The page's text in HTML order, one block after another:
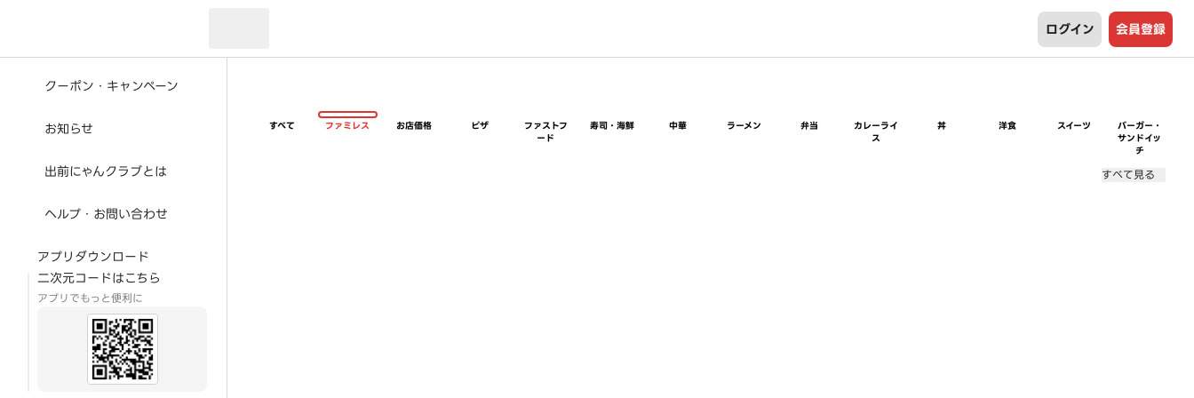
ログイン 会員登録
クーポン・キャンペーン
お知らせ
出前にゃんクラブとは
ヘルプ・お問い合わせ
アプリダウンロード
二次元コードはこちら
アプリでもっと便利に
すべて ファミレス お店価格 ピザ
ファストフ
ード
寿司・海鮮 中華 ラーメン 弁当
カレーライ
ス
丼 洋食 スイーツ
バーガー・
サンドイッ
チ
すべて見る